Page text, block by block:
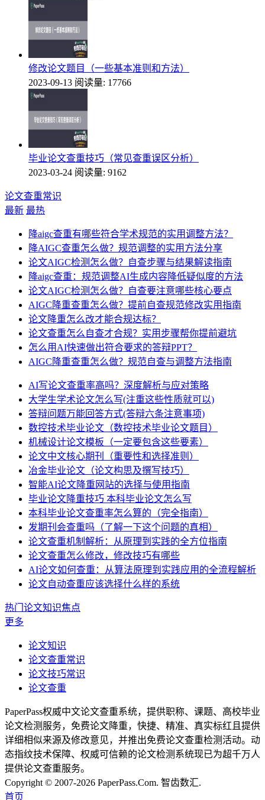
修改论文题目（一些基本准则和方法）
2023-09-13 阅读量: 17766
毕业论文查重技巧（常见查重误区分析）
2023-03-24 阅读量: 9162
论文查重常识
最新 最热
降aigc查重有哪些符合学术规范的实用调整方法？
降AIGC查重怎么做？规范调整的实用方法分享
论文AIGC检测怎么做？自查步骤与结果解读指南
降aigc查重：规范调整AI生成内容降低疑似度的方法
论文AIGC检测怎么做？自查要注意哪些核心要点
AIGC降重查重怎么做？提前自查规范修改实用指南
论文降重怎么改才能合规达标？
论文查重怎么自查才合规？实用步骤帮你提前避坑
怎么用AI快速做出符合要求的答辩PPT？
AIGC降重查重怎么做？规范自查与调整方法指南
AI写论文查重率高吗？深度解析与应对策略
大学生学术论文怎么写(注重这些性质就可以)
答辩问题万能回答方式(答辩六条注意事项)
数控技术毕业论文（数控技术毕业论文题目）
机械设计论文模板（一定要包含这些要素）
论文中文核心期刊（重要性和选择准则）
冶金毕业论文（论文构思及撰写技巧）
智能AI论文降重网站的选择与使用指南
毕业论文降重技巧 本科毕业论文怎么写
本科毕业论文查重率怎么算的（完全指南）
发期刊会查重吗（了解一下这个问题的真相）
论文查重机制解析：从原理到实践的全方位指南
论文查重怎么修改，修改技巧有哪些
AI论文如何查重：从算法原理到实践应用的全流程解析
论文自动查重应该选择什么样的系统
热门论文知识焦点
更多
论文知识
论文查重常识
论文技巧常识
论文查重
PaperPass权威中文论文查重系统，提供职称、课题、高校毕业
论文检测服务，免费论文降重，快捷、精准、真实标红且提供
详细相似来源及修改意见，并推出免费论文查重检测活动。动
态指纹技术保障、权威可信赖的论文检测系统现已为超千万人
提供论文查重服务。
Copyright © 2007-2026 PaperPass.Com. 智齿数汇.
首页